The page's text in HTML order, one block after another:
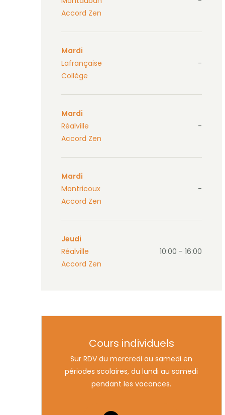
Accord Zen
Mardi
Lafrançaise
Collège
-
Mardi
Réalville
Accord Zen
-
Mardi
Montricoux
Accord Zen
-
Jeudi
Réalville
Accord Zen
10:00 - 16:00
Cours individuels
Sur RDV du mercredi au samedi en
périodes scolaires, du lundi au samedi
pendant les vacances.